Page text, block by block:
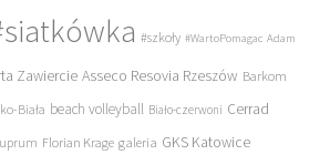
#szkoły #WartoPomagac Adam
Zawiercie Asseco Resovia Rzeszów Barkom
Biała beach volleyball Biało-czerwoni Cerrad
Florian Krage galeria GKS Katowice